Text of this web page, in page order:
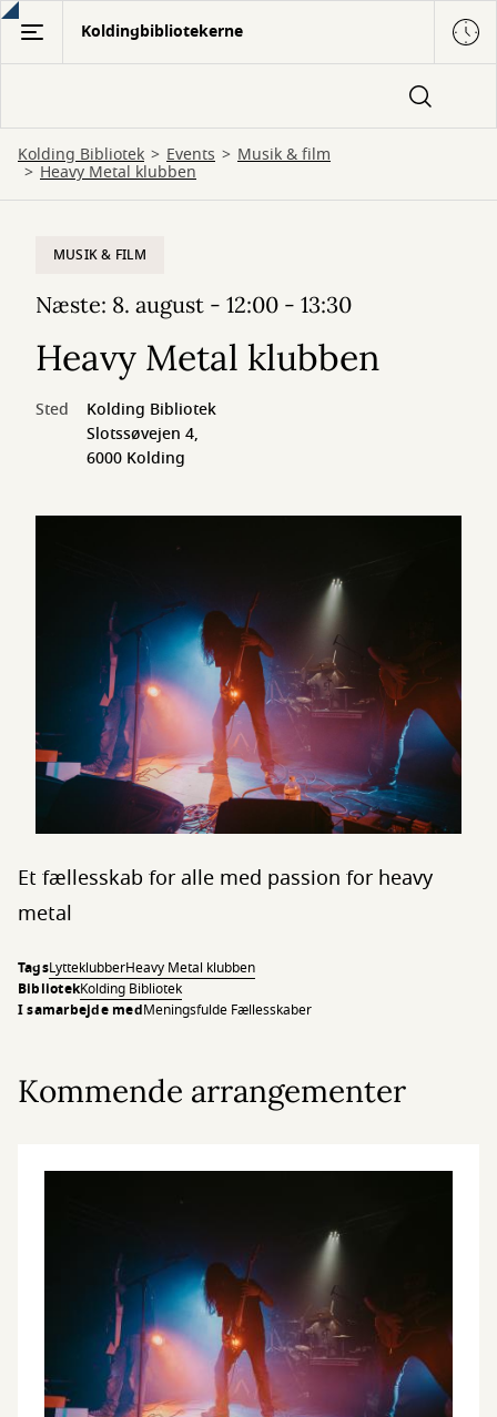
Gå
hovedindhold
Koldingbibliotekerne
Kolding Bibliotek Events Musik & film
Heavy Metal klubben
MUSIK & FILM
Næste: 8. august - 12:00 - 13:30
Heavy Metal klubben
Sted
Kolding Bibliotek
Slotssøvejen 4,
6000 Kolding
Et fællesskab for alle med passion for heavy
metal
TagsLytteklubberHeavy Metal klubben
BibliotekKolding Bibliotek
I samarbejde medMeningsfulde Fællesskaber
Kommende arrangementer